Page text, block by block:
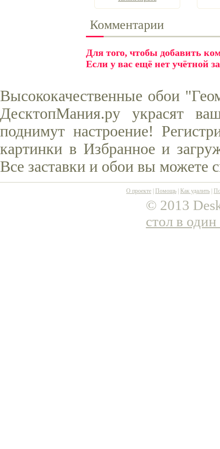
Комментарии
Для того, чтобы добавить
Если у вас ещё нет учётной
Высококачественные обои
ДесктопМания.ру украсят
поднимут настроение!
картинки в Избранное и
Все заставки и обои вы можете
О проекте Помощь Как удалить
© 2013
стол в